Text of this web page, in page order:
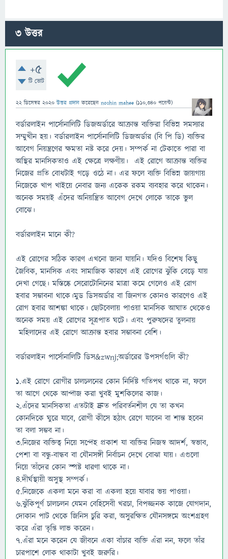
3উত্তর
+5
টি ভোট
22 ডিসেম্বর 2020 উত্তর প্রদান করেছেন noshin mahee (110,340 পয়েন্ট)
বর্ডারলাইন পার্সোনালিটি ডিজঅর্ডারে আক্রান্ত ব্যক্তিরা বিভিন্ন সমস্যার
সম্মুখীন হয়। বর্ডারলাইন পার্সোনালিটি ডিজঅর্ডার (বি পি ডি) ব্যক্তির
আবেগ নিয়ন্ত্রণের ক্ষমতা নষ্ট করে দেয়। সম্পর্ক না টেকাতে পারা বা
অস্থির মানসিকতাও এই ক্ষেত্রে লক্ষণীয়। এই রোগে আক্রান্ত ব্যক্তির
নিজের প্রতি বোধটাই গড়ে ওঠে না। এর ফলে ব্যক্তি বিভিন্ন জায়গায়
নিজেকে খাপ খাইয়ে নেবার জন্য একেক রকম ব্যবহার করে থাকেন।
অনেক সময়ই এঁদের অনিয়ন্ত্রিত আবেগ দেখে লোকে তাকে ভুল
বোঝে।
বর্ডারলাইন মানে কী?
এই রোগের সঠিক কারণ এখনো জানা যায়নি। যদিও বিশেষ কিছু
জৈবিক, মানসিক এবং সামাজিক কারণে এই রোগের ঝুঁকি বেড়ে যায়
দেখা গেছে। মস্তিষ্কে সেরোটোনিনের মাত্রা কমে গেলেও এই রোগ
হবার সম্ভাবনা থাকে।মুড ডিসঅর্ডার বা জিনগত কোনও কারণেও এই
রোগ হবার আশঙ্কা থাকে। ছোটবেলায় পাওয়া মানসিক আঘাত থেকেও
অনেক সময় এই রোগের সূত্রপাত ঘটে। এবং পুরুষদের তুলনায়
মহিলাদের এই রোগে আক্রান্ত হবার সম্ভাবনা বেশি।
বর্ডারলাইন পার্সোনালিটি ডিস&zwnj;অর্ডারের উপসর্গগুলি কী?
১.এই রোগে রোগীর চালচলনের কোন নির্দিষ্ট গতিপথ থাকে না, ফলে
তা আগে থেকে আন্দাজ করা খুবই মুশকিলের কাজ।
২.এঁদের মানসিকতা এতটাই দ্রুত পরিবর্তনশীল যে তা কখন
কোনদিকে ঘুরে যাবে, রোগী কীসে হঠাৎ রেগে যাবেন বা শান্ত হবেন
তা বলা সম্ভব না।
৩.নিজের ব্যক্তিত্ব নিয়ে সন্দেহ প্রকাশ যা ব্যক্তির নিজস্ব আদর্শ, স্বভাব,
পেশা বা বন্ধু-বান্ধব বা যৌনসঙ্গী নির্বাচন দেখে বোঝা যায়। এগুলো
নিয়ে তাঁদের কোন স্পষ্ট ধারণা থাকে না।
৪.দীর্ঘস্থায়ী অসুস্থ সম্পর্ক।
৫.নিজেকে একলা মনে করা বা একলা হয়ে যাবার ভয় পাওয়া।
৬.ঝুঁকিপূর্ণ চালচলন যেমন বেহিসেবী খরচা, বিপজ্জনক কাজে যোগদান,
দোকান পাট থেকে জিনিস চুরি করা, অসুরক্ষিত যৌনসঙ্গমে অংশগ্রহণ
করে এঁরা তৃপ্তি লাভ করেন।
৭.এঁরা মনে করেন যে জীবনে একা বাঁচার ব্যক্তি এঁরা নন, ফলে তাঁর
চারপাশে লোক থাকাটা খুবই জরুরি।